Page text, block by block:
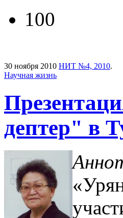
100
30 ноября 2010 НИТ №4, 2010.
Научная жизнь
дептер" в